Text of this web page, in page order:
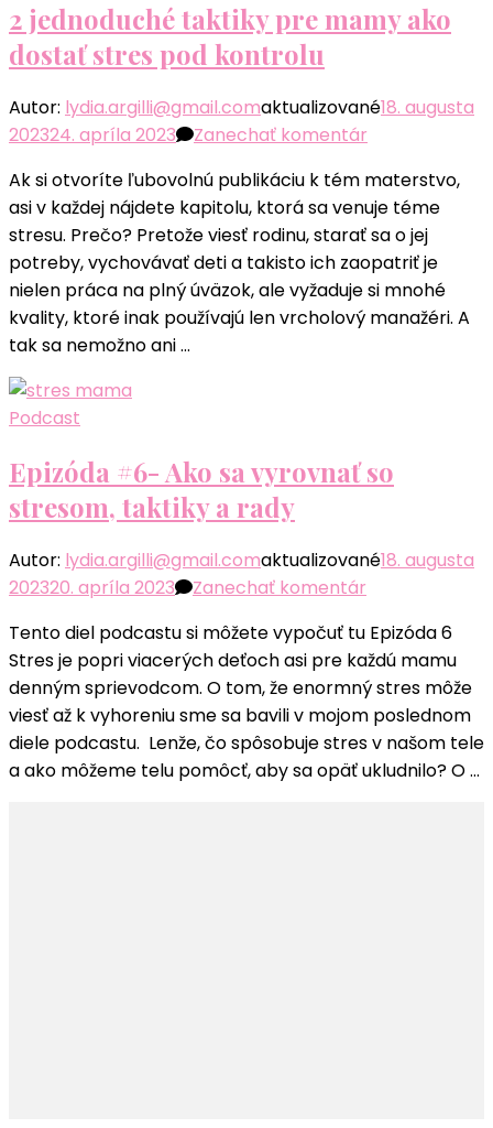
2 jednoduché taktiky pre mamy ako
dostať stres pod kontrolu
Autor: lydia.argilli@gmail.comaktualizované18. augusta
202324. apríla 2023 Zanechať komentár
2
jednoduché
taktiky
pre
mamy
ako
Ak si otvoríte ľubovolnú publikáciu k tém materstvo,
asi v každej nájdete kapitolu, ktorá sa venuje téme
stresu. Prečo? Pretože viesť rodinu, starať sa o jej
potreby, vychovávať deti a takisto ich zaopatriť je
nielen práca na plný úväzok, ale vyžaduje si mnohé
kvality, ktoré inak používajú len vrcholový manažéri. A
tak sa nemožno ani …
Podcast
Epizóda #6- Ako sa vyrovnať so
stresom, taktiky a rady
Autor: lydia.argilli@gmail.comaktualizované18. augusta
202320. apríla 2023 Zanechať komentár
Epizóda
#6-
Ako
sa
vyrovnať
so
Tento diel podcastu si môžete vypočuť tu Epizóda 6
Stres je popri viacerých deťoch asi pre každú mamu
denným sprievodcom. O tom, že enormný stres môže
viesť až k vyhoreniu sme sa bavili v mojom poslednom
diele podcastu. Lenže, čo spôsobuje stres v našom tele
a ako môžeme telu pomôcť, aby sa opäť ukludnilo? O …